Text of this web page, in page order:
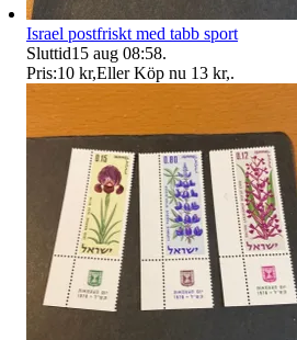
Israel postfriskt med tabb sport
Sluttid15 aug 08:58.
Pris:10 kr,Eller Köp nu 13 kr,.